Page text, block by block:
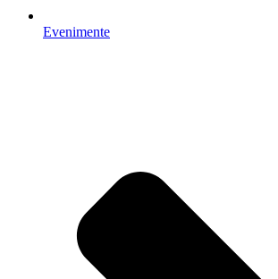
Evenimente